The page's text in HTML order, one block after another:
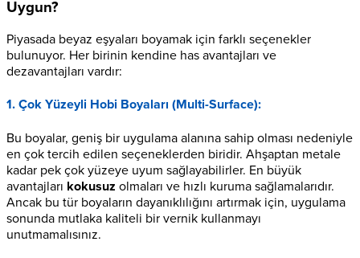
Uygun?
Piyasada beyaz eşyaları boyamak için farklı seçenekler
bulunuyor. Her birinin kendine has avantajları ve
dezavantajları vardır:
1. Çok Yüzeyli Hobi Boyaları (Multi-Surface):
Bu boyalar, geniş bir uygulama alanına sahip olması nedeniyle
en çok tercih edilen seçeneklerden biridir. Ahşaptan metale
kadar pek çok yüzeye uyum sağlayabilirler. En büyük
avantajları kokusuz olmaları ve hızlı kuruma sağlamalarıdır.
Ancak bu tür boyaların dayanıklılığını artırmak için, uygulama
sonunda mutlaka kaliteli bir vernik kullanmayı
unutmamalısınız.